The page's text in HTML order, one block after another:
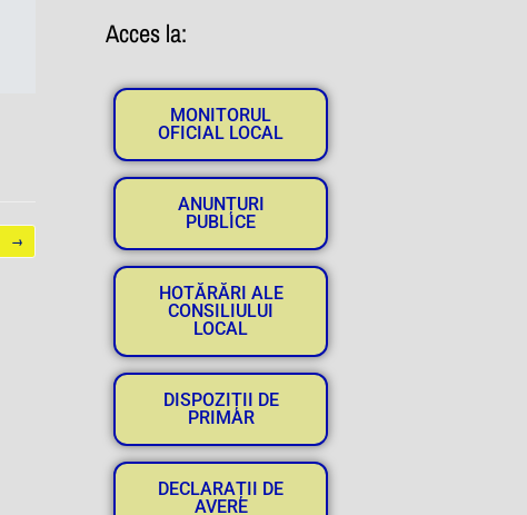
→
Acces la:
MONITORUL
OFICIAL LOCAL
ANUNȚURI
PUBLICE
HOTĂRĂRI ALE
CONSILIULUI
LOCAL
DISPOZIȚII DE
PRIMAR
DECLARAȚII DE
AVERE